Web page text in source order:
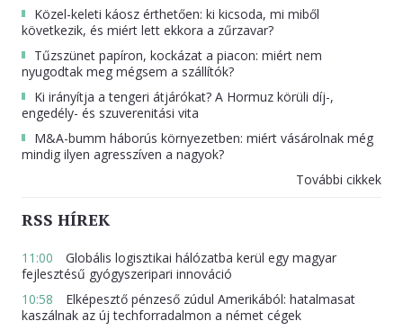
Közel-keleti káosz érthetően: ki kicsoda, mi miből
következik, és miért lett ekkora a zűrzavar?
Tűzszünet papíron, kockázat a piacon: miért nem
nyugodtak meg mégsem a szállítók?
Ki irányítja a tengeri átjárókat? A Hormuz körüli díj-,
engedély- és szuverenitási vita
M&A-bumm háborús környezetben: miért vásárolnak még
mindig ilyen agresszíven a nagyok?
További cikkek
RSS HÍREK
11:00
Globális logisztikai hálózatba kerül egy magyar
fejlesztésű gyógyszeripari innováció
10:58
Elképesztő pénzeső zúdul Amerikából: hatalmasat
kaszálnak az új techforradalmon a német cégek